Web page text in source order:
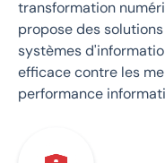
transformation
propose des
systèmes
efficace contre les
performance